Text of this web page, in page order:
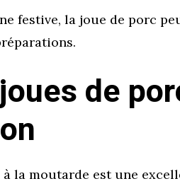
festive, la joue de porc
de
la moutarde est une